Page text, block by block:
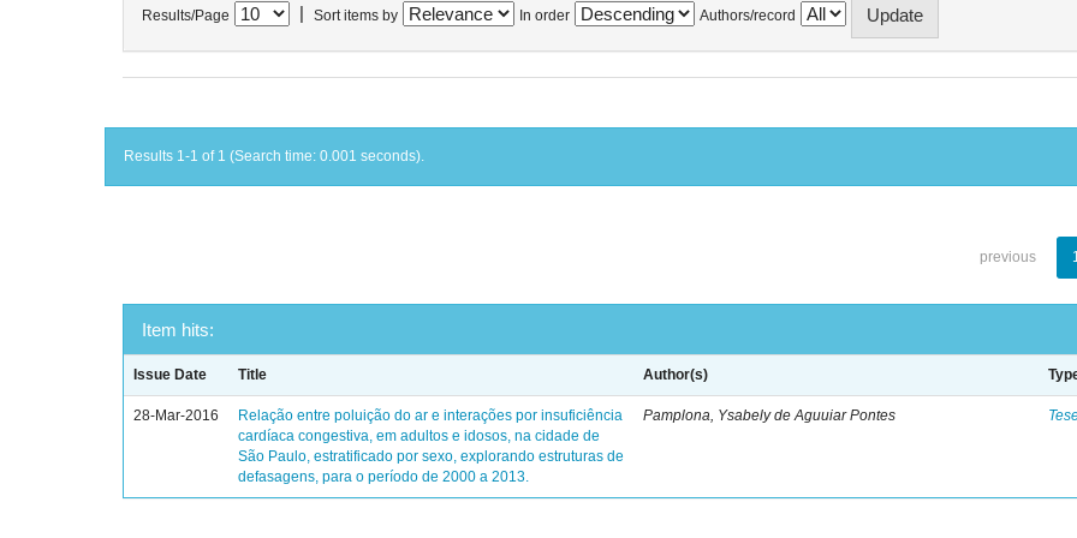
Results/Page Sort items by In order Authors/record
Results 1-1 of 1 (Search time: 0.001 seconds).
previous
Item hits:
Issue Date Title Author(s)
28-Mar-2016
Relação entre poluição do ar e interações por insuficiência
cardíaca congestiva, em adultos e idosos, na cidade de
São Paulo, estratificado por sexo, explorando estruturas de
defasagens, para o período de 2000 a 2013.
Pamplona, Ysabely de Aguuiar Pontes